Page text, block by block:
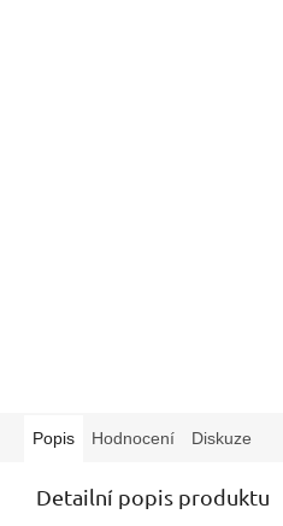
Popis Hodnocení Diskuze
Detailní popis produktu